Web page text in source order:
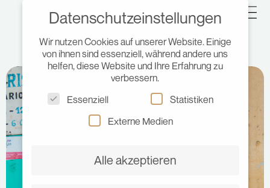
Datenschutzeinstellungen
Wir nutzen Cookies auf unserer Website. Einige
von ihnen sind essenziell, während andere uns
helfen, diese Website und Ihre Erfahrung zu
verbessern.
Essenziell
Statistiken
Externe Medien
Alle akzeptieren